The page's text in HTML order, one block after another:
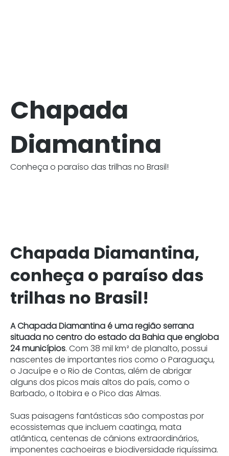
Chapada
Diamantina
Conheça o paraíso das trilhas no Brasil!
Chapada Diamantina,
conheça o paraíso das
trilhas no Brasil!
A Chapada Diamantina é uma região serrana
situada no centro do estado da Bahia que engloba
24 municípios. Com 38 mil km² de planalto, possui
nascentes de importantes rios como o Paraguaçu,
o Jacuípe e o Rio de Contas, além de abrigar
alguns dos picos mais altos do país, como o
Barbado, o Itobira e o Pico das Almas.
Suas paisagens fantásticas são compostas por
ecossistemas que incluem caatinga, mata
atlântica, centenas de cânions extraordinários,
imponentes cachoeiras e biodiversidade riquíssima.